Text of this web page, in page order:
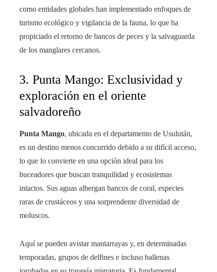
como entidades globales han implementado enfoques de
turismo ecológico y vigilancia de la fauna, lo que ha
propiciado el retorno de bancos de peces y la salvaguarda
de los manglares cercanos.
3. Punta Mango: Exclusividad y
exploración en el oriente
salvadoreño
Punta Mango, ubicada en el departamento de Usulután,
es un destino menos concurrido debido a su difícil acceso,
lo que lo convierte en una opción ideal para los
buceadores que buscan tranquilidad y ecosistemas
intactos. Sus aguas albergan bancos de coral, especies
raras de crustáceos y una sorprendente diversidad de
moluscos.
Aquí se pueden avistar mantarrayas y, en determinadas
temporadas, grupos de delfines e incluso ballenas